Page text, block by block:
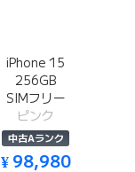
iPhone 15
256GB
SIMフリー
ピンク
中古Aランク
¥ 98,980